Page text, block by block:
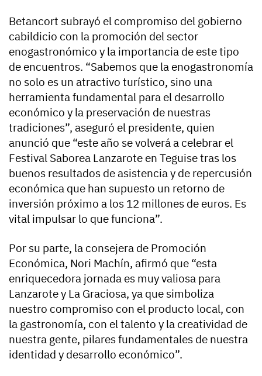
Betancort subrayó el compromiso del gobierno
cabildicio con la promoción del sector
enogastronómico y la importancia de este tipo
de encuentros. “Sabemos que la enogastronomía
no solo es un atractivo turístico, sino una
herramienta fundamental para el desarrollo
económico y la preservación de nuestras
tradiciones”, aseguró el presidente, quien
anunció que “este año se volverá a celebrar el
Festival Saborea Lanzarote en Teguise tras los
buenos resultados de asistencia y de repercusión
económica que han supuesto un retorno de
inversión próximo a los 12 millones de euros. Es
vital impulsar lo que funciona”.
Por su parte, la consejera de Promoción
Económica, Nori Machín, afirmó que “esta
enriquecedora jornada es muy valiosa para
Lanzarote y La Graciosa, ya que simboliza
nuestro compromiso con el producto local, con
la gastronomía, con el talento y la creatividad de
nuestra gente, pilares fundamentales de nuestra
identidad y desarrollo económico”.